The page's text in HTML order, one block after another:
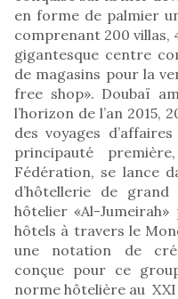
en forme de palmier
comprenant 200 villas,
gigantesque centre
de magasins pour la
free shop». Doubaï
l’horizon de l’an
des voyages
principauté
Fédération, se lance
d’hôtellerie de
hôtelier «Al-
hôtels à travers le
une notation de
conçue pour ce
norme hôtelière au XXI